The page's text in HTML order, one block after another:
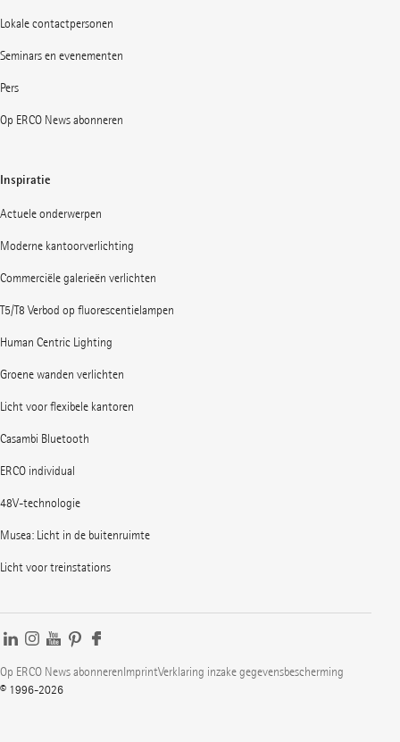
Lokale contactpersonen
Seminars en evenementen
Pers
Op ERCO News abonneren
Inspiratie
Actuele onderwerpen
Moderne kantoorverlichting
Commerciële galerieën verlichten
T5/T8 Verbod op fluorescentielampen
Human Centric Lighting
Groene wanden verlichten
Licht voor flexibele kantoren
Casambi Bluetooth
ERCO individual
48V-technologie
Musea: Licht in de buitenruimte
Licht voor treinstations
Op ERCO News abonnerenImprintVerklaring inzake gegevensbescherming
© 1996-2026